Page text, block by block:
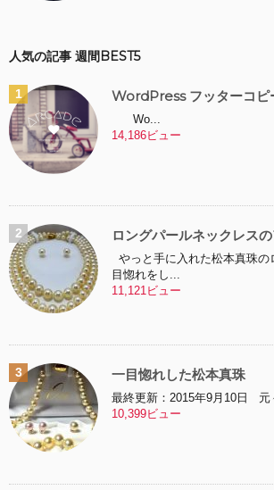
人気の記事 週間BEST5
WordPress フッターコピ
Wo...
14,186ビュー
ロングパールネックレス
やっと手に入れた松本真珠
目惚れをし...
11,121ビュー
一目惚れした松本真珠
最終更新：2015年9月10日 元
10,399ビュー